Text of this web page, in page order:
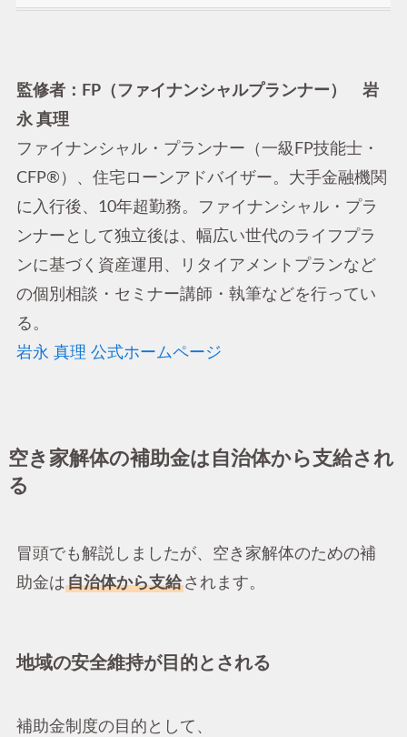
監修者：FP（ファイナンシャルプランナー） 岩
永 真理
ファイナンシャル・プランナー（一級FP技能士・
CFP®）、住宅ローンアドバイザー。大手金融機関
に入行後、10年超勤務。ファイナンシャル・プラ
ンナーとして独立後は、幅広い世代のライフプラ
ンに基づく資産運用、リタイアメントプランなど
の個別相談・セミナー講師・執筆などを行ってい
る。
岩永 真理 公式ホームページ
空き家解体の補助金は自治体から支給され
る
冒頭でも解説しましたが、空き家解体のための補
助金は自治体から支給されます。
地域の安全維持が目的とされる
補助金制度の目的として、